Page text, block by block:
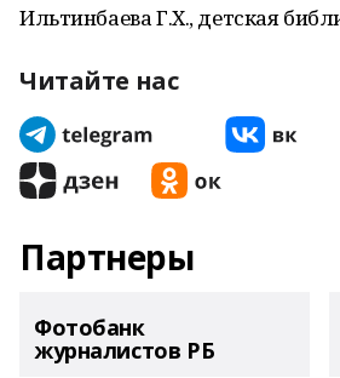
Ильтинбаева Г.Х., детская
Читайте нас
Партнеры
Фотобанк
журналистов РБ